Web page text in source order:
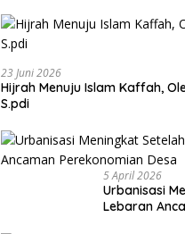
23 Juni 2026
Hijrah Menuju Islam Kaffah,
S.pdi
5 April 2026
Urbanisasi
Lebaran